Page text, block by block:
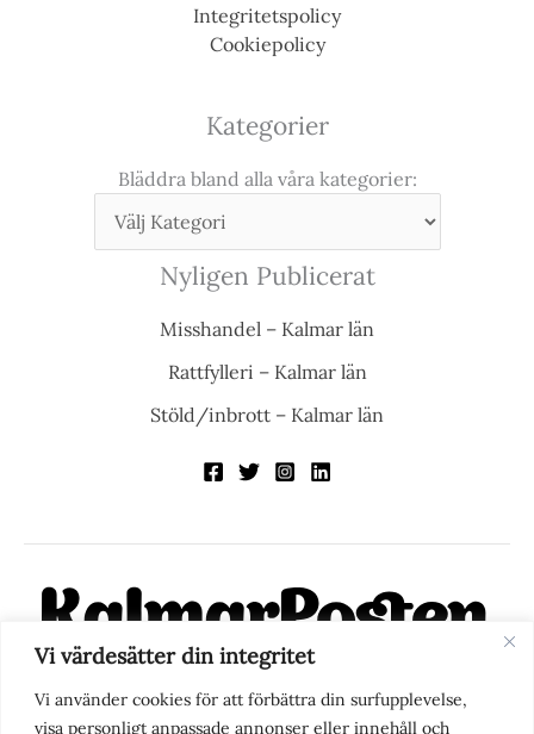
Vi värdesätter din integritet
Vi använder cookies för att förbättra din surfupplevelse,
visa personligt anpassade annonser eller innehåll och
Integritetspolicy
Cookiepolicy
Kategorier
Bläddra bland alla våra kategorier:
Nyligen Publicerat
Misshandel – Kalmar län
Rattfylleri – Kalmar län
Stöld/inbrott – Kalmar län
KalmarPosten är en modern lokalnyhetstidning på nätet. Med
fokus på Kalmarregionen, men också med blick för det större
perspektivet, vill vi vara din självklara kanal för nyheter,